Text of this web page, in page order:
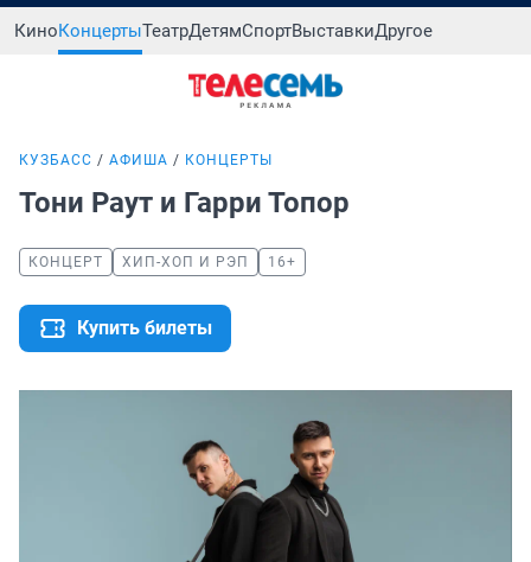
КиноКонцертыТеатрДетямСпортВыставкиДругое
КУЗБАСС АФИША КОНЦЕРТЫ
Тони Раут и Гарри Топор
КОНЦЕРТ ХИП-ХОП И РЭП 16+
Купить билеты